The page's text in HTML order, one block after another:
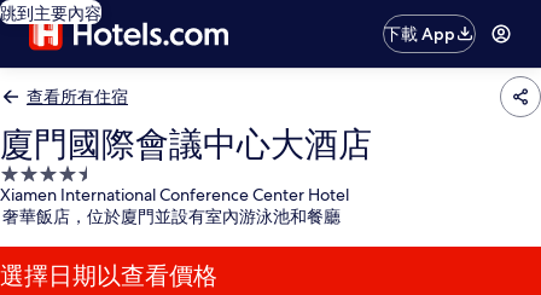
跳到主要內容
下載 App
查看所有住宿
廈門國際會議中心大酒店
4.5
星
級
住
宿
Xiamen International Conference Center Hotel
奢華飯店，位於廈門並設有室內游泳池和餐廳
選擇日期以查看價格